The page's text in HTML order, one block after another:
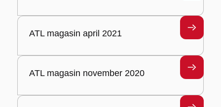
ATL magasin april 2021
ATL magasin november 2020